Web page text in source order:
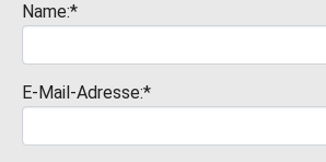
Name:*
E-Mail-Adresse:*